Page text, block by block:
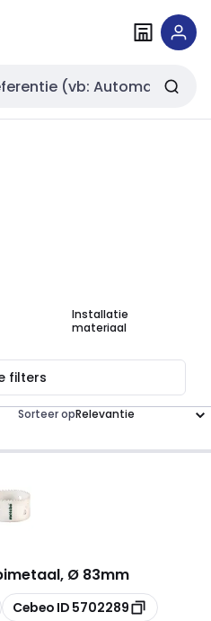
Installatie
materiaal
filters
Sorteer op
Ø 83mm
Kopiëren
Cebeo ID 5702289